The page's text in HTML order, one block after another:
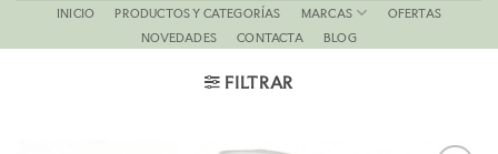
INICIO PRODUCTOS Y CATEGORÍAS MARCAS
OFERTAS
NOVEDADES
CONTACTA BLOG
FILTRAR